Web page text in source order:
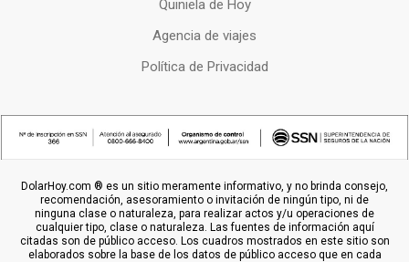
Quiniela de Hoy
Agencia de viajes
Política de Privacidad
DolarHoy.com ® es un sitio meramente informativo, y no brinda consejo,
recomendación, asesoramiento o invitación de ningún tipo, ni de
ninguna clase o naturaleza, para realizar actos y/u operaciones de
cualquier tipo, clase o naturaleza. Las fuentes de información aquí
citadas son de público acceso. Los cuadros mostrados en este sitio son
elaborados sobre la base de los datos de público acceso que en cada